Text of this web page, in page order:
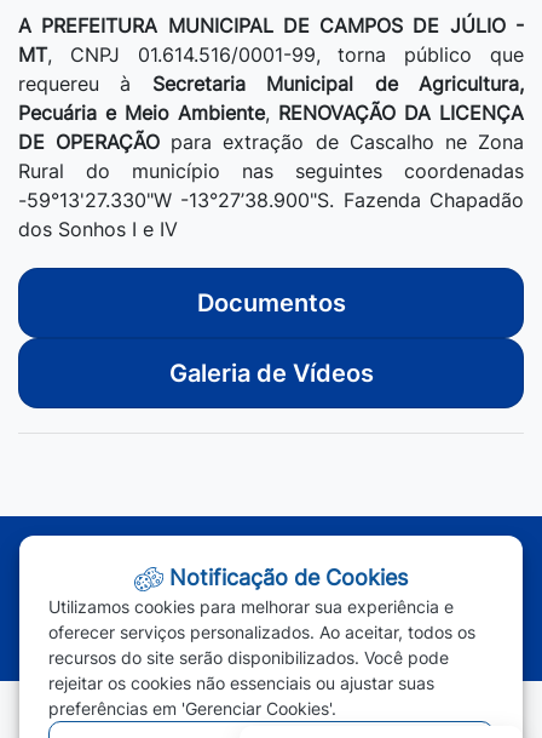
A PREFEITURA MUNICIPAL DE CAMPOS DE JÚLIO -
MT, CNPJ 01.614.516/0001-99, torna público que
requereu à Secretaria Municipal de Agricultura,
Pecuária e Meio Ambiente, RENOVAÇÃO DA LICENÇA
DE OPERAÇÃO para extração de Cascalho ne Zona
Rural do município nas seguintes coordenadas
-59°13'27.330"W -13°27’38.900"S. Fazenda Chapadão
dos Sonhos I e IV
Documentos
Galeria de Vídeos
Atendimento - Segunda à Sexta | Das 7h às 11h e das 13h às 17h
(65) 3387-2800 | (65) 3387-2801
(65) 99963-1219
Notificação de Cookies
Utilizamos cookies para melhorar sua experiência e
oferecer serviços personalizados. Ao aceitar, todos os
recursos do site serão disponibilizados. Você pode
rejeitar os cookies não essenciais ou ajustar suas
preferências em 'Gerenciar Cookies'.